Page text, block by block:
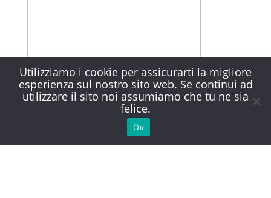
Utilizziamo i cookie per assicurarti la migliore
esperienza sul nostro sito web. Se continui ad
utilizzare il sito noi assumiamo che tu ne sia
felice.
Ок